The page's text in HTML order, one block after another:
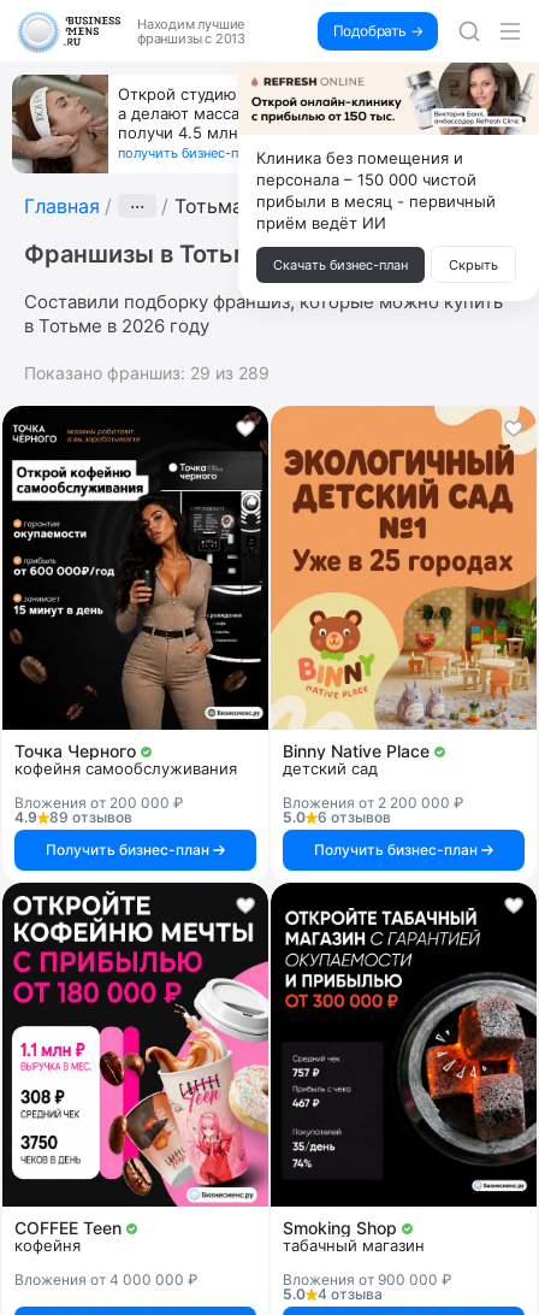
Находим лучшие
франшизы с 2013
Подобрать →
Открой студию, где не колют и не режут,
а делают массаж лица руками и в первый же год
получи 4.5 млн
получить бизнес-план ↓
Главная ··· Тотьма
Франшизы в Тотьме
Составили подборку франшиз, которые можно купить
в Тотьме в 2026 году
Показано франшиз: 29 из 289
Точка Черного
кофейня самообслуживания
Вложения от 200 000 ₽
4.9
89 отзывов
Получить бизнес-план
Binny Native Place
детский сад
Вложения от 2 200 000 ₽
5.0
6 отзывов
Получить бизнес-план
COFFEE Teen
кофейня
Вложения от 4 000 000 ₽
Smoking Shop
табачный магазин
Вложения от 900 000 ₽
5.0
4 отзыва
Клиника без помещения и
персонала – 150 000 чистой
прибыли в месяц - первичный
приём ведёт ИИ
Скачать бизнес-план Скрыть